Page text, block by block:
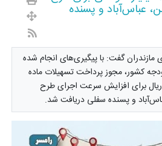
عباس‌آباد و پسنده
گفت: با پیگیری‌های انجام شده
کشور، مجوز پرداخت تسهیلات ماده
ریال برای افزایش سرعت اجرای طرح
و پسنده سفلی دریافت شد.